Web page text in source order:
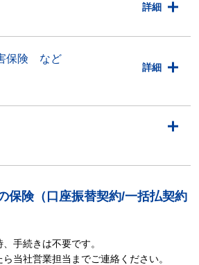
詳細
保険 など
詳細
保険（口座振替契約/一括払契約
手続きは不要です。
当社営業担当までご連絡ください。